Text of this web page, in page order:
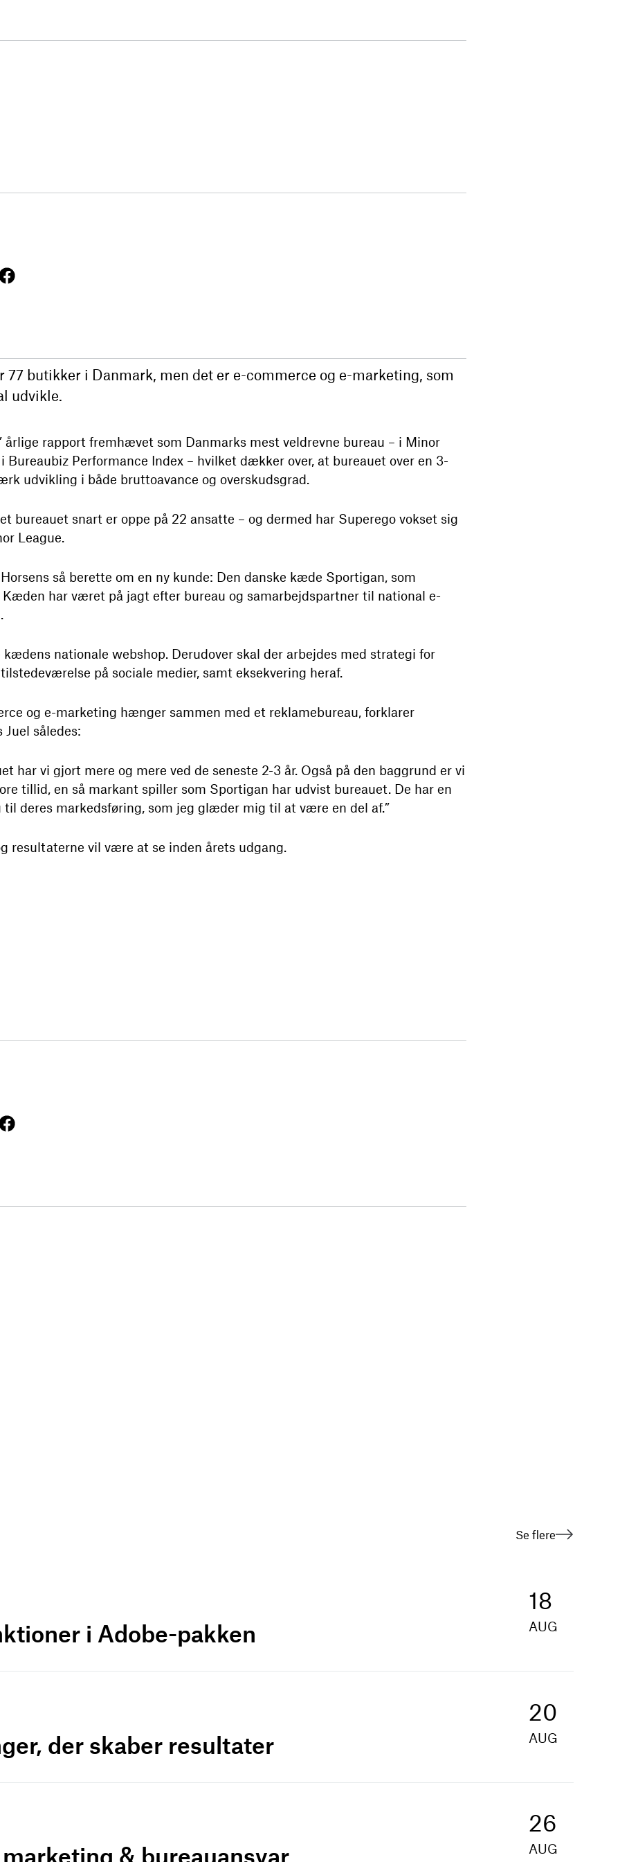
butikker i Danmark, men det er e-commerce og e-marketing, som
udvikle.
årlige rapport fremhævet som Danmarks mest veldrevne bureau – i Minor
Bureaubiz Performance Index – hvilket dækker over, at bureauet over en 3-
udvikling i både bruttoavance og overskudsgrad.
bureauet snart er oppe på 22 ansatte – og dermed har Superego vokset sig
League.
så berette om en ny kunde: Den danske kæde Sportigan, som
har været på jagt efter bureau og samarbejdspartner til national e-
kædens nationale webshop. Derudover skal der arbejdes med strategi for
på sociale medier, samt eksekvering heraf.
og e-marketing hænger sammen med et reklamebureau, forklarer
således:
har vi gjort mere og mere ved de seneste 2-3 år. Også på den baggrund er vi
tillid, en så markant spiller som Sportigan har udvist bureauet. De har en
deres markedsføring, som jeg glæder mig til at være en del af.”
resultaterne vil være at se inden årets udgang.
Se flere
i Adobe-pakken
18
AUG
der skaber resultater
20
AUG
& bureauansvar
26
AUG